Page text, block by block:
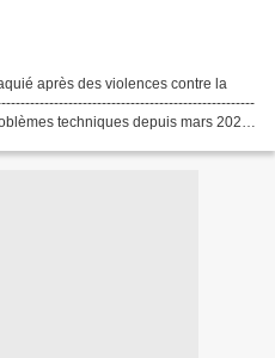
après des violences contre la
techniques depuis mars 2025,